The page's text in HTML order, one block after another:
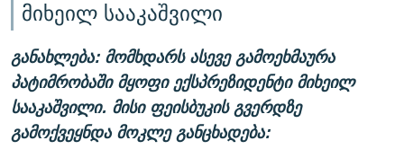
მიხეილ სააკაშვილი
განახლება: მომხდარს ასევე გამოეხმაურა
პატიმრობაში მყოფი ექსპრეზიდენტი მიხეილ
სააკაშვილი. მისი ფეისბუკის გვერდზე
გამოქვეყნდა მოკლე განცხადება: